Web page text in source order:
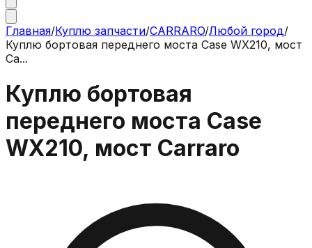
Главная/Куплю запчасти/CARRARO/Любой город/
Куплю бортовая переднего моста Case WX210, мост
Ca...
Куплю бортовая
переднего моста Case
WX210, мост Carraro